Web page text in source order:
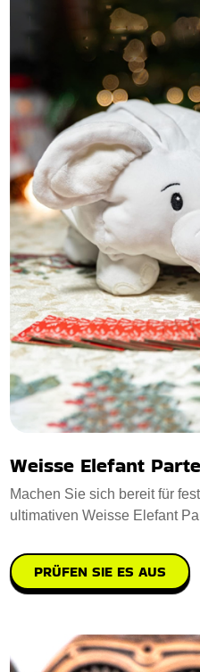
Weisse Elefant
Machen Sie sich bereit für
ultimativen Weisse Elefant
PRÜFEN SIE ES AUS